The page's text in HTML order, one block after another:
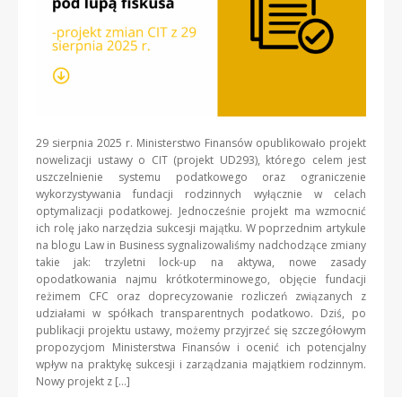
29 sierpnia 2025 r. Ministerstwo Finansów opublikowało projekt
nowelizacji ustawy o CIT (projekt UD293), którego celem jest
uszczelnienie systemu podatkowego oraz ograniczenie
wykorzystywania fundacji rodzinnych wyłącznie w celach
optymalizacji podatkowej. Jednocześnie projekt ma wzmocnić
ich rolę jako narzędzia sukcesji majątku. W poprzednim artykule
na blogu Law in Business sygnalizowaliśmy nadchodzące zmiany
takie jak: trzyletni lock-up na aktywa, nowe zasady
opodatkowania najmu krótkoterminowego, objęcie fundacji
reżimem CFC oraz doprecyzowanie rozliczeń związanych z
udziałami w spółkach transparentnych podatkowo. Dziś, po
publikacji projektu ustawy, możemy przyjrzeć się szczegółowym
propozycjom Ministerstwa Finansów i ocenić ich potencjalny
wpływ na praktykę sukcesji i zarządzania majątkiem rodzinnym.
Nowy projekt z […]